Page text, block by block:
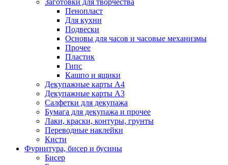
Пенопласт
Для кухни
Подвески
Основы для часов и часовые механизмы
Прочее
Пластик
Гипс
Кашпо и ящики
Декупажные карты А4
Декупажные карты А3
Салфетки для декупажа
Бумага для декупажа и прочее
Лаки, краски, контуры, грунты
Переводные наклейки
Кисти
Фурнитура, бисер и бусины
Бисер